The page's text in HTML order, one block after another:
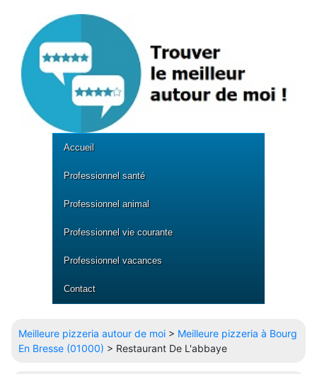
Accueil
Professionnel santé
Professionnel animal
Professionnel vie courante
Professionnel vacances
Contact
Meilleure pizzeria autour de moi > Meilleure pizzeria à Bourg
En Bresse (01000) > Restaurant De L'abbaye